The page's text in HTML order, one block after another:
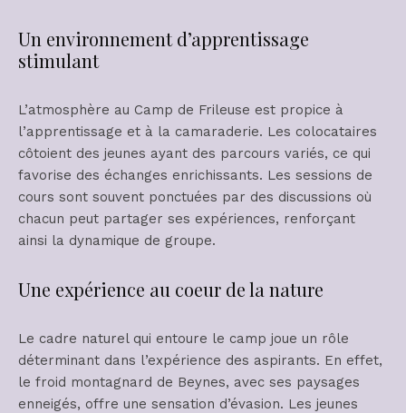
Un environnement d’apprentissage
stimulant
L’atmosphère au Camp de Frileuse est propice à
l’apprentissage et à la camaraderie. Les colocataires
côtoient des jeunes ayant des parcours variés, ce qui
favorise des échanges enrichissants. Les sessions de
cours sont souvent ponctuées par des discussions où
chacun peut partager ses expériences, renforçant
ainsi la dynamique de groupe.
Une expérience au coeur de la nature
Le cadre naturel qui entoure le camp joue un rôle
déterminant dans l’expérience des aspirants. En effet,
le froid montagnard de Beynes, avec ses paysages
enneigés, offre une sensation d’évasion. Les jeunes